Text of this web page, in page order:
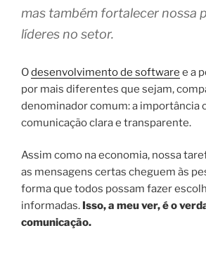
mas também fortalecer nossa
líderes no setor.
Odesenvolvimento de software e a
por mais diferentes que sejam,
denominador comum: a importância
comunicação clara e transparente.
Assim como na economia, nossa
as mensagens certas cheguem às
forma que todos possam fazer
informadas. Isso, a meu ver, é o
comunicação.